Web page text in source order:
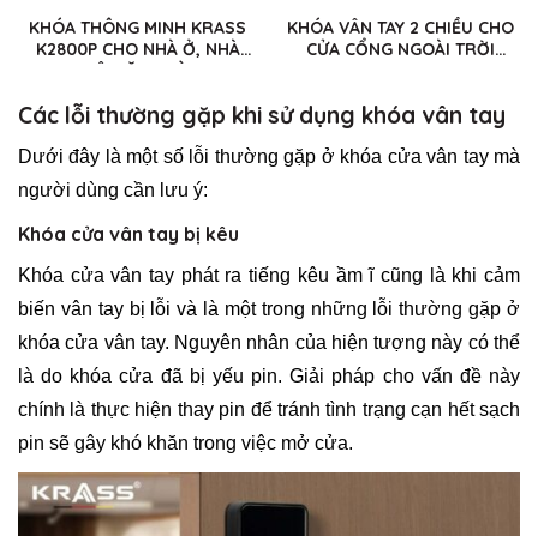
KHÓA THÔNG MINH KRASS
K2800P CHO NHÀ Ở, NHÀ
THUÊ, VĂN PHÒNG
KHÓA VÂN TAY 2 CHIỀU CHO
CỬA CỔNG NGOÀI TRỜI
Các lỗi thường gặp khi sử dụng khóa vân tay
Dưới đây là một số lỗi thường gặp ở khóa cửa vân tay mà
người dùng cần lưu ý:
Khóa cửa vân tay bị kêu
Khóa cửa vân tay phát ra tiếng kêu ầm ĩ cũng là khi cảm
biến vân tay bị lỗi và là một trong những lỗi thường gặp ở
khóa cửa vân tay. Nguyên nhân của hiện tượng này có thể
là do khóa cửa đã bị yếu pin. Giải pháp cho vấn đề này
chính là thực hiện thay pin để tránh tình trạng cạn hết sạch
pin sẽ gây khó khăn trong việc mở cửa.